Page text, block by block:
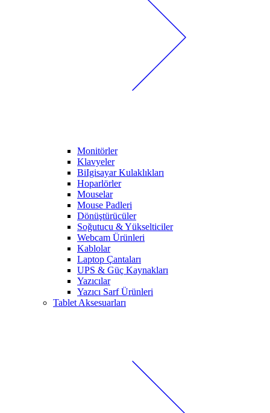
Monitörler
Klavyeler
BiIgisayar Kulaklıkları
Hoparlörler
Mouselar
Mouse Padleri
Dönüştürücüler
Soğutucu & Yükselticiler
Webcam Ürünleri
Kablolar
Laptop Çantaları
UPS & Güç Kaynakları
Yazıcılar
Yazıcı Sarf Ürünleri
Tablet Aksesuarları